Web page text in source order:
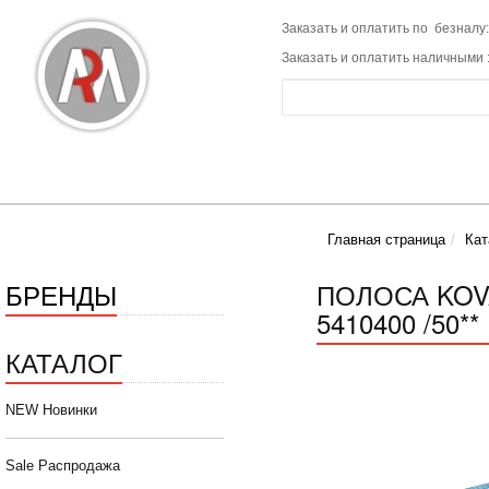
Заказать и оплатить по
Заказать и оплатить наличными
Главная страница
БРЕНДЫ
КАТАЛОГ
NEW Новинки
Sale Распродажа
ПОЛОСА
5410400 /50**